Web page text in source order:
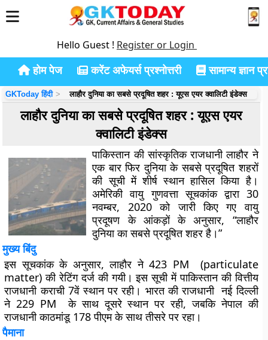
Hello Guest ! Register or Login
होम पेज करेंट अफेयर्स प्रश्नोत्तरी सामान्य ज्ञान
GKToday हिंदी लाहौर दुनिया का सबसे प्रदूषित शहर : यूएस एयर क्वालिटी इंडेक्स
लाहौर दुनिया का सबसे प्रदूषित शहर : यूएस एयर
क्वालिटी इंडेक्स
पाकिस्तान की सांस्कृतिक राजधानी लाहौर ने
एक बार फिर दुनिया के सबसे प्रदूषित शहरों
की सूची में शीर्ष स्थान हासिल किया है।
अमेरिकी वायु गुणवत्ता सूचकांक द्वारा 30
नवम्बर, 2020 को जारी किए गए वायु
प्रदूषण के आंकड़ों के अनुसार, “लाहौर
दुनिया का सबसे प्रदूषित शहर है।”
मुख्य बिंदु
इस सूचकांक के अनुसार, लाहौर ने 423 PM (particulate
matter) की रेटिंग दर्ज की गयी। इस सूची में पाकिस्तान की वित्तीय
राजधानी कराची 7वें स्थान पर रही। भारत की राजधानी नई दिल्ली
ने 229 PM के साथ दूसरे स्थान पर रही, जबकि नेपाल की
राजधानी काठमांडू 178 पीएम के साथ तीसरे पर रहा।
पैमाना